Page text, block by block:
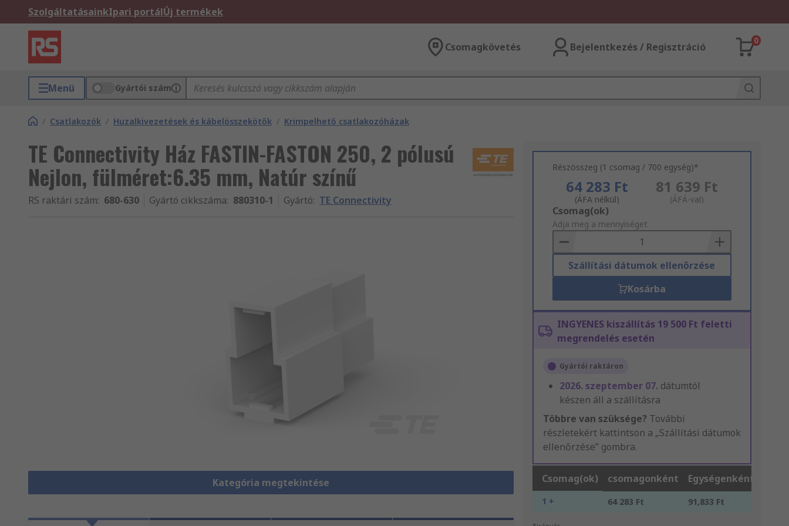
SzolgáltatásainkIpari portálÚj termékek
Csomagkövetés Bejelentkezés / Regisztráció
0
Menü Gyártói szám
/ Csatlakozók / Huzalkivezetések és kábelösszekötők / Krimpelhető csatlakozóházak
TE Connectivity Ház FASTIN-FASTON 250, 2 pólusú
Nejlon, fülméret:6.35 mm, Natúr színű
RS raktári szám: 680-630 Gyártó cikkszáma: 880310-1 Gyártó: TE Connectivity
Kategória megtekintése
Részösszeg (1 csomag / 700 egység)*
64 283 Ft
(ÁFA nélkül)
81 639 Ft
(ÁFÁ-val)
Add
to
Basket
Csomag(ok)
Adja meg a mennyiséget
Szállítási dátumok ellenőrzése
Kosárba
INGYENES kiszállítás 19 500 Ft feletti
megrendelés esetén
Gyártói raktáron
2026. szeptember 07. dátumtól
készen áll a szállításra
Többre van szüksége? További
részletekért kattintson a „Szállítási dátumok
ellenőrzése” gombra.
Csomag(ok) csomagonként Egységenként*
1 + 64 283 Ft 91,833 Ft